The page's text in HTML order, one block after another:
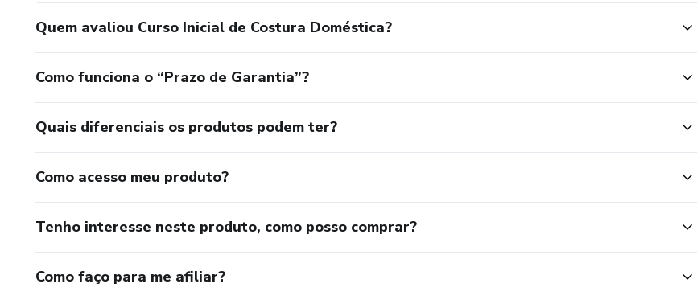
Quem avaliou Curso Inicial de Costura Doméstica?
Como funciona o “Prazo de Garantia”?
Quais diferenciais os produtos podem ter?
Como acesso meu produto?
Tenho interesse neste produto, como posso comprar?
Como faço para me afiliar?